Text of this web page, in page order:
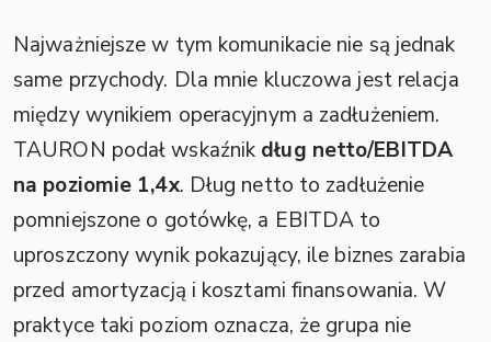
Najważniejsze w tym komunikacie nie są jednak
same przychody. Dla mnie kluczowa jest relacja
między wynikiem operacyjnym a zadłużeniem.
TAURON podał wskaźnik dług netto/EBITDA
na poziomie 1,4x. Dług netto to zadłużenie
pomniejszone o gotówkę, a EBITDA to
uproszczony wynik pokazujący, ile biznes zarabia
przed amortyzacją i kosztami finansowania. W
praktyce taki poziom oznacza, że grupa nie